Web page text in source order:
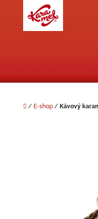
Domů
/ E-shop / Kávový